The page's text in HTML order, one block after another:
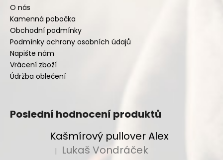
O nás
Kamenná pobočka
Obchodní podmínky
Podmínky ochrany osobních údajů
Napište nám
Vrácení zboží
Údržba oblečení
Poslední hodnocení produktů
Kašmírový pullover Alex
Hodnocení produktu je 5 z 5 hvězdiček.
| Lukaš Vondráček